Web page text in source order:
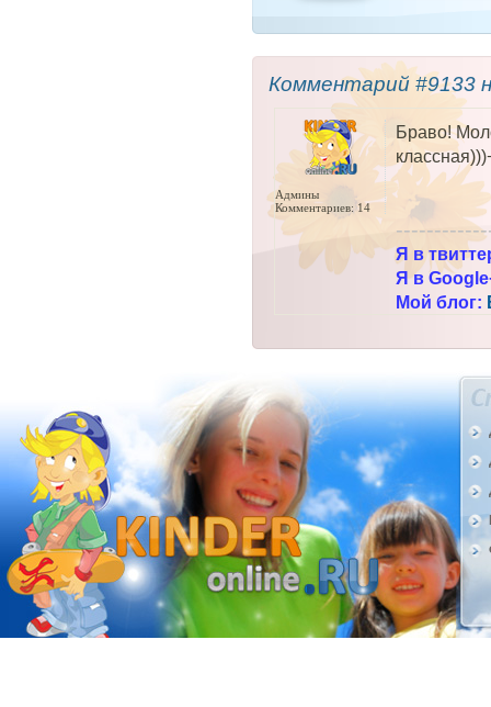
Комментарий #9133
Админы
Комментариев: 14
Браво!
Я в
Я в
Мой блог: